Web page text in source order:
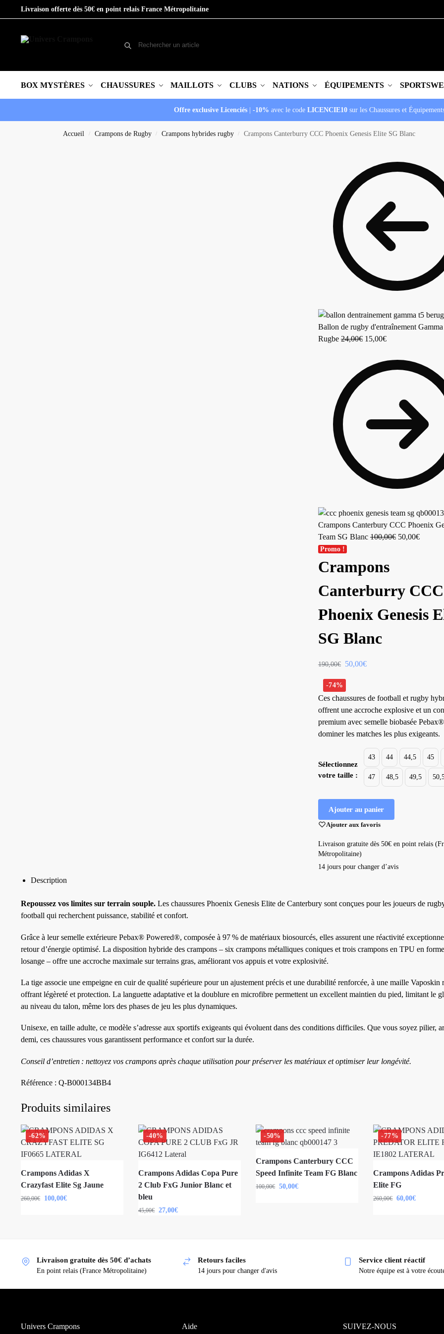
Livraison offerte dès 50€ en point relais France Métropolitaine
BOX MYSTÈRES CHAUSSURES MAILLOTS CLUBS NATIONS ÉQUIPEMENTS
Offre exclusive Licenciés| -10% avec le code LICENCIE10sur les Chaussures et
Accueil / Crampons de Rugby / Crampons hybrides rugby / Crampons Canterburry CCC Phoenix Genesis Elite SG Blanc
Ballon de rugby d'entraînement
Rugbe 24,00€ 15,00€
Crampons Canterbury CCC Phoenix
Team SG Blanc 100,00€ 50,00€
Promo !
Crampons
Canterburry CCC
Phoenix Genesis
SG Blanc
190,00€ 50,00€
-74%
Ces chaussures de football et rugby
offrent une accroche explosive et un
premium avec semelle biobasée
dominer les matches les plus exigeants.
Sélectionnez
votre taille :
43 44 44,5 45
47 48,5 49,5
Ajouter au panier
Ajouter aux favoris
Livraison gratuite dès 50€ en point relais
Métropolitaine)
14 jours pour changer d’avis
Description
Repoussez vos limites sur terrain souple.Les chaussures Phoenix Genesis Elite de Canterbury sont conçues pour les joueurs de
football qui recherchent puissance, stabilité et confort.
Grâce à leur semelle extérieure Pebax® Powered®, composée à 97 % de matériaux biosourcés, elles assurent une réactivité
retour d’énergie optimisé. La disposition hybride des crampons – six crampons métalliques coniques et trois crampons en TPU en
losange – offre une accroche maximale sur terrains gras, améliorant vos appuis et votre explosivité.
La tige associe une empeigne en cuir de qualité supérieure pour un ajustement précis et une durabilité renforcée, à une maille Vaposkin
offrant légèreté et protection. La languette adaptative et la doublure en microfibre permettent un excellent maintien du pied, limitant le
au niveau du talon, même lors des phases de jeu les plus dynamiques.
Unisexe, en taille adulte, ce modèle s’adresse aux sportifs exigeants qui évoluent dans des conditions difficiles. Que vous soyez pilier,
demi, ces chaussures vous garantissent performance et confort sur la durée.
Conseil d’entretien : nettoyez vos crampons après chaque utilisation pour préserver les matériaux et optimiser leur longévité.
Référence : Q‑B000134BB4
Produits similaires
-62%
Crampons Adidas X
Crazyfast Elite Sg Jaune
260,00€ 100,00€
-40%
Crampons Adidas Copa Pure
2 Club FxG Junior Blanc et
bleu
45,00€ 27,00€
-50%
Crampons Canterbury CCC
Speed Infinite Team FG Blanc
100,00€ 50,00€
-77%
Crampons Adidas
Elite FG
260,00€ 60,00€
Livraison gratuite dès 50€ d’achats
En point relais (France Métropolitaine)
Retours faciles
14 jours pour changer d'avis
Service client réactif
Notre équipe est à votre
Univers Crampons Aide SUIVEZ-NOUS